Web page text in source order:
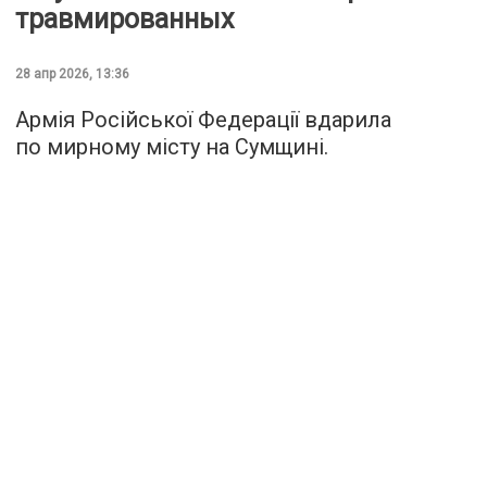
травмированных
28 апр 2026, 13:36
Армія Російської Федерації вдарила
по мирному місту на Сумщині.